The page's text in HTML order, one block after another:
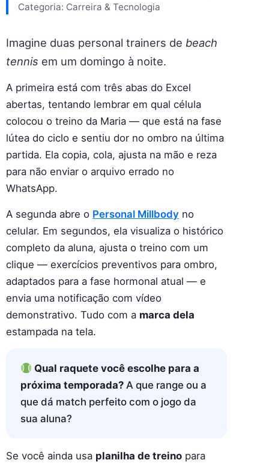
Categoria: Carreira & Tecnologia
Imagine duas personal trainers de beach
tennis em um domingo à noite.
A primeira está com três abas do Excel
abertas, tentando lembrar em qual célula
colocou o treino da Maria — que está na fase
lútea do ciclo e sentiu dor no ombro na última
partida. Ela copia, cola, ajusta na mão e reza
para não enviar o arquivo errado no
WhatsApp.
A segunda abre o Personal Millbody no
celular. Em segundos, ela visualiza o histórico
completo da aluna, ajusta o treino com um
clique — exercícios preventivos para ombro,
adaptados para a fase hormonal atual — e
envia uma notificação com vídeo
demonstrativo. Tudo com a marca dela
estampada na tela.
Qual raquete você escolhe para a
próxima temporada? A que range ou a
que dá match perfeito com o jogo da
sua aluna?
Se você ainda usa planilha de treino para